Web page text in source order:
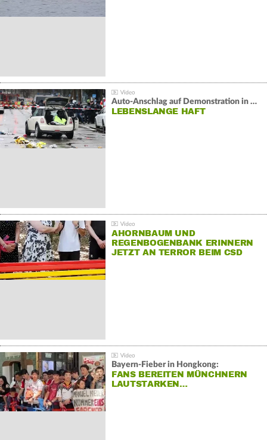
Auto-Anschlag auf Demonstration in München:
LEBENSLANGE HAFT
AHORNBAUM UND
REGENBOGENBANK ERINNERN
JETZT AN TERROR BEIM CSD
Bayern-Fieber in Hongkong:
FANS BEREITEN MÜNCHNERN
LAUTSTARKEN…